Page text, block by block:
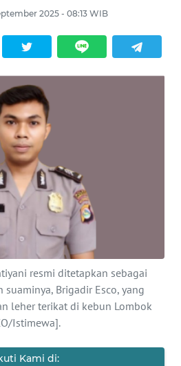
2025 - 08:13 WIB
resmi ditetapkan sebagai
Brigadir Esco, yang
leher terikat di kebun Lombok
Istimewa].
Kami di: